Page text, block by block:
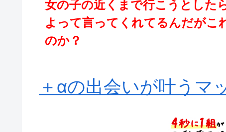
女の子の近くまで行こうとした
よって言ってくれてるんだがこ
のか？
＋αの出会いが叶うマ